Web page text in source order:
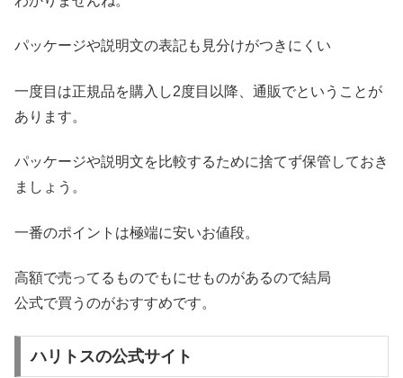
パッケージや説明文の表記も見分けがつきにくい
一度目は正規品を購入し2度目以降、通販でということが
あります。
パッケージや説明文を比較するために捨てず保管しておき
ましょう。
一番のポイントは極端に安いお値段。
高額で売ってるものでもにせものがあるので結局
公式で買うのがおすすめです。
ハリトスの公式サイト